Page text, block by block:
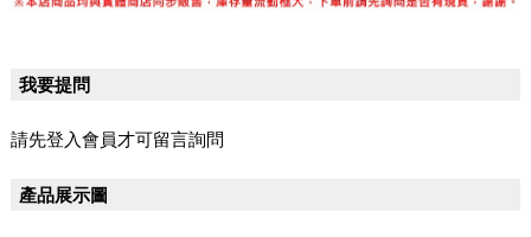
我要提問
請先登入會員才可留言詢問
產品展示圖